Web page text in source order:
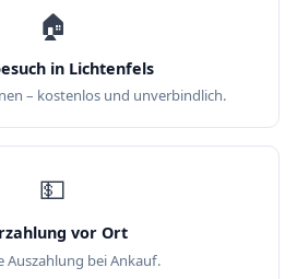
🏠
in Lichtenfels
– kostenlos und unverbindlich.
💵
vor Ort
Auszahlung bei Ankauf.